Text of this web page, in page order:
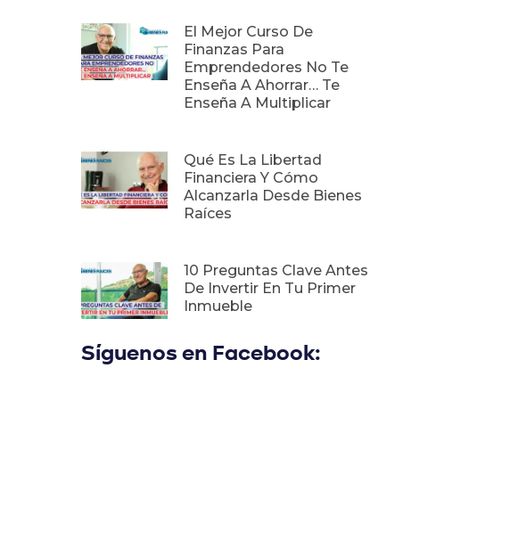
​El Mejor Curso De
Finanzas Para
Emprendedores No Te
Enseña A Ahorrar… Te
Enseña A Multiplicar
Qué Es La Libertad
Financiera Y Cómo
Alcanzarla Desde Bienes
Raíces
10 Preguntas Clave Antes
De Invertir En Tu Primer
Inmueble
Síguenos en Facebook: